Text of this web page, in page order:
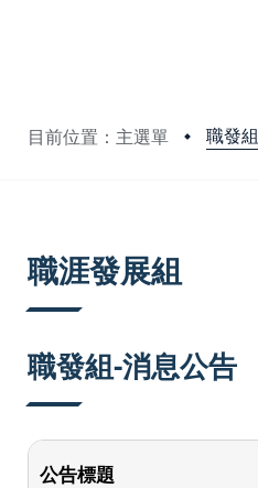
目前位置：主選單 職發組
職涯發展組
職發組-消息公告
公告標題